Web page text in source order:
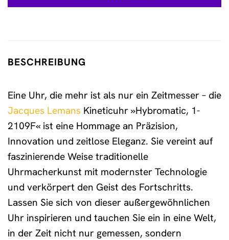
BESCHREIBUNG
Eine Uhr, die mehr ist als nur ein Zeitmesser – die
Jacques Lemans Kineticuhr »Hybromatic, 1-
2109F« ist eine Hommage an Präzision,
Innovation und zeitlose Eleganz. Sie vereint auf
faszinierende Weise traditionelle
Uhrmacherkunst mit modernster Technologie
und verkörpert den Geist des Fortschritts.
Lassen Sie sich von dieser außergewöhnlichen
Uhr inspirieren und tauchen Sie ein in eine Welt,
in der Zeit nicht nur gemessen, sondern